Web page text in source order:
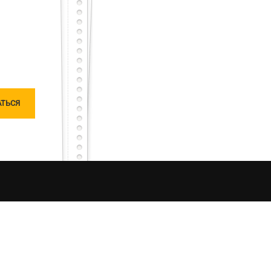
тест с первого раза – будет тебе честь
но не останешься наедине, мы исправим